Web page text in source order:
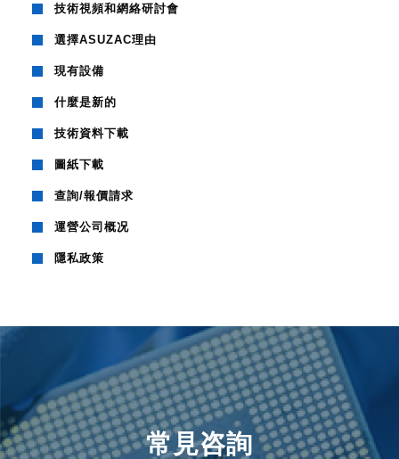
技術視頻和網絡研討會
選擇ASUZAC理由
現有設備
什麼是新的
技術資料下載
圖紙下載
查詢/報價請求
運營公司概况
隱私政策
常見咨詢